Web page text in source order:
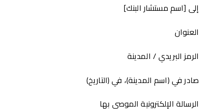
إلى [اسم مستشار البنك]
العنوان
الرمز البريدي / المدينة
صادر في (اسم المدينة)، في (التاريخ)
الرسالة الإلكترونية الموصى بها